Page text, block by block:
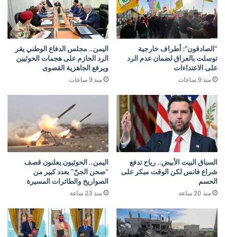
“الصادقون”: أطراف خارجية
توسلت بالعراق لضمان عدم الرد
على الاعتداءات
منذ 9 ساعات
اليمن.. مجلس الدفاع الوطني يقر
الرد الحازم على هجمات الحوثيين
ويرفع الجاهزية القصوى
منذ 9 ساعات
السباق البيت الأبيض.. رياح تدفع
شراع فانس لكن الوقت مبكر على
الحسم
منذ 20 ساعة
اليمن.. الحوثيون يعلنون قصف
“صحن الجنّ” بعدد كبير من
الصواريخ والطائرات المسيرة
منذ 23 ساعة